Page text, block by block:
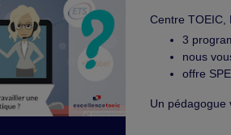
Centre TOEIC,
3
nous
offre
Un pédagogue